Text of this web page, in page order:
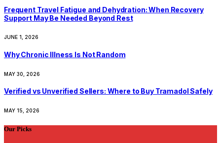
Frequent Travel Fatigue and Dehydration: When Recovery
Support May Be Needed Beyond Rest
JUNE 1, 2026
Why Chronic Illness Is Not Random
MAY 30, 2026
Verified vs Unverified Sellers: Where to Buy Tramadol Safely
MAY 15, 2026
Our Picks